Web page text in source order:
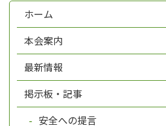
ホーム
本会案内
最新情報
掲示板・記事
安全への提言